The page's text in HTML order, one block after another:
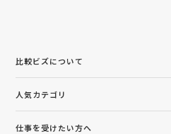
比較ビズについて
人気カテゴリ
仕事を受けたい方へ